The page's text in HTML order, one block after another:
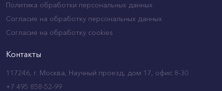
Политика обработки персональных данных
Согласие на обработку персональных данных
Согласие на обработку cookies
Контакты
117246, г. Москва, Научный проезд, дом 17, офис 8-30
+7 495 858-52-99